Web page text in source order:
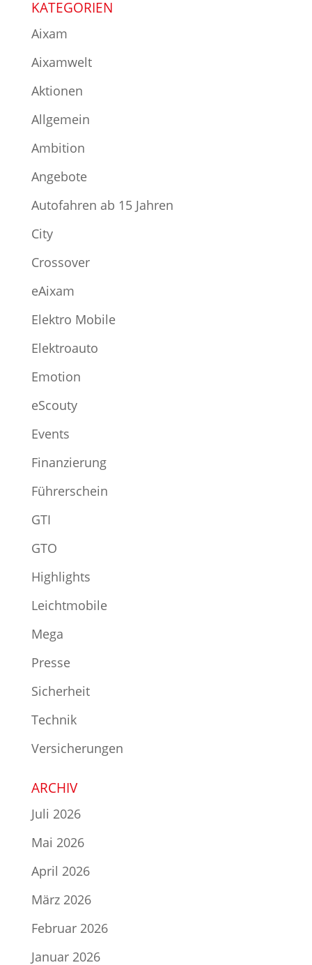
KATEGORIEN
Aixam
Aixamwelt
Aktionen
Allgemein
Ambition
Angebote
Autofahren ab 15 Jahren
City
Crossover
eAixam
Elektro Mobile
Elektroauto
Emotion
eScouty
Events
Finanzierung
Führerschein
GTI
GTO
Highlights
Leichtmobile
Mega
Presse
Sicherheit
Technik
Versicherungen
ARCHIV
Juli 2026
Mai 2026
April 2026
März 2026
Februar 2026
Januar 2026